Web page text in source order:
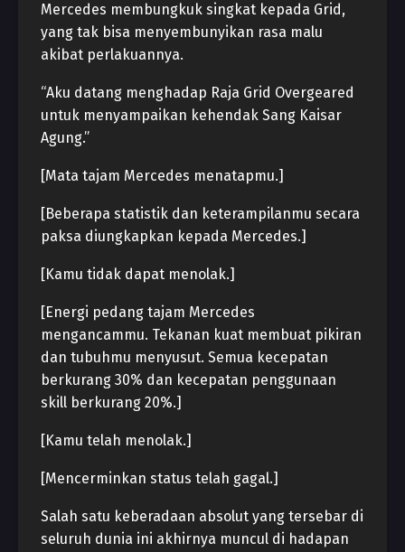
Mercedes membungkuk singkat kepada Grid,
yang tak bisa menyembunyikan rasa malu
akibat perlakuannya.
“Aku datang menghadap Raja Grid Overgeared
untuk menyampaikan kehendak Sang Kaisar
Agung.”
[Mata tajam Mercedes menatapmu.]
[Beberapa statistik dan keterampilanmu secara
paksa diungkapkan kepada Mercedes.]
[Kamu tidak dapat menolak.]
[Energi pedang tajam Mercedes
mengancammu. Tekanan kuat membuat pikiran
dan tubuhmu menyusut. Semua kecepatan
berkurang 30% dan kecepatan penggunaan
skill berkurang 20%.]
[Kamu telah menolak.]
[Mencerminkan status telah gagal.]
Salah satu keberadaan absolut yang tersebar di
seluruh dunia ini akhirnya muncul di hadapan